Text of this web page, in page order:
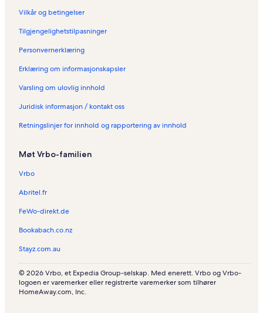
Vilkår og betingelser
Tilgjengelighetstilpasninger
Personvernerklæring
Erklæring om informasjonskapsler
Varsling om ulovlig innhold
Juridisk informasjon / kontakt oss
Retningslinjer for innhold og rapportering av innhold
Møt Vrbo-familien
Vrbo
Abritel.fr
FeWo-direkt.de
Bookabach.co.nz
Stayz.com.au
© 2026 Vrbo, et Expedia Group-selskap. Med enerett. Vrbo og Vrbo-
logoen er varemerker eller registrerte varemerker som tilhører
HomeAway.com, Inc.